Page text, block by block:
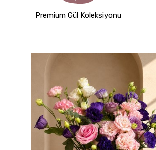
Premium Gül Koleksiyonu